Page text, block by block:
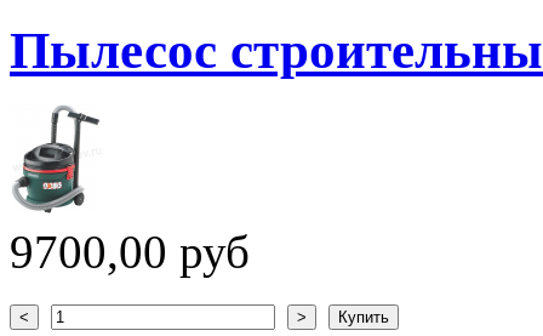
Пылесос
9700,00 руб